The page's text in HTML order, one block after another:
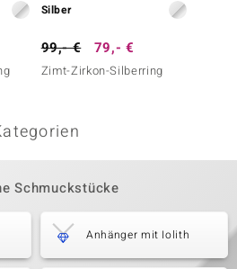
Silber
99,- € 79,- €
Zimt-Zirkon-Silberring
Schmuckstücke
Anhänger mit Iolith